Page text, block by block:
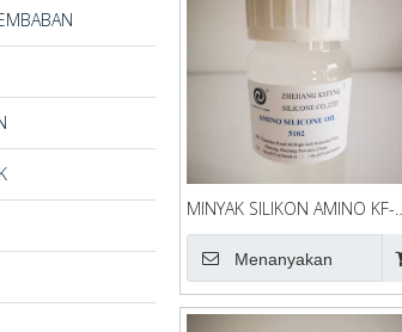
MINYAK SILIKON AMINO KF-
5102
Menanyakan